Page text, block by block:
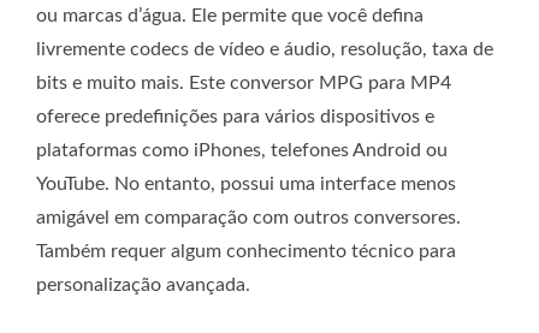
ou marcas d’água. Ele permite que você defina
livremente codecs de vídeo e áudio, resolução, taxa de
bits e muito mais. Este conversor MPG para MP4
oferece predefinições para vários dispositivos e
plataformas como iPhones, telefones Android ou
YouTube. No entanto, possui uma interface menos
amigável em comparação com outros conversores.
Também requer algum conhecimento técnico para
personalização avançada.